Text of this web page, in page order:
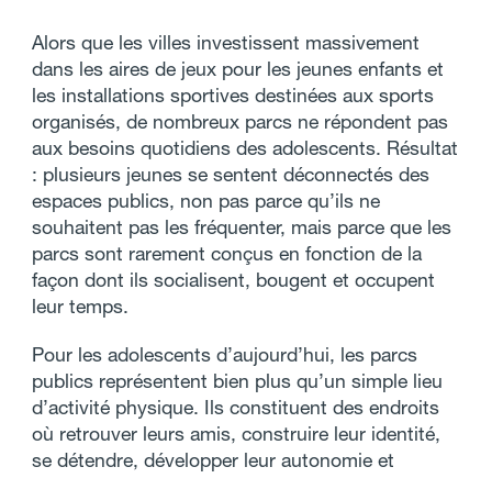
Alors que les villes investissent massivement
dans les aires de jeux pour les jeunes enfants et
les installations sportives destinées aux sports
organisés, de nombreux parcs ne répondent pas
aux besoins quotidiens des adolescents. Résultat
: plusieurs jeunes se sentent déconnectés des
espaces publics, non pas parce qu’ils ne
souhaitent pas les fréquenter, mais parce que les
parcs sont rarement conçus en fonction de la
façon dont ils socialisent, bougent et occupent
leur temps.
Pour les adolescents d’aujourd’hui, les parcs
publics représentent bien plus qu’un simple lieu
d’activité physique. Ils constituent des endroits
où retrouver leurs amis, construire leur identité,
se détendre, développer leur autonomie et